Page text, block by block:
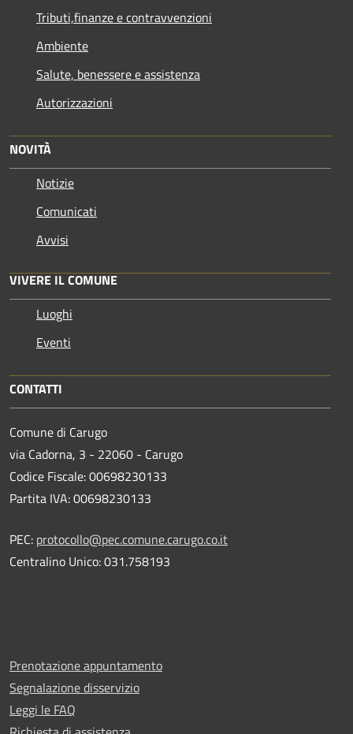
Tributi,finanze e contravvenzioni
Ambiente
Salute, benessere e assistenza
Autorizzazioni
NOVITÀ
Notizie
Comunicati
Avvisi
VIVERE IL COMUNE
Luoghi
Eventi
CONTATTI
Comune di Carugo
via Cadorna, 3 - 22060 - Carugo
Codice Fiscale: 00698230133
Partita IVA: 00698230133
PEC: protocollo@pec.comune.carugo.co.it
Centralino Unico: 031.758193
Prenotazione appuntamento
Segnalazione disservizio
Leggi le FAQ